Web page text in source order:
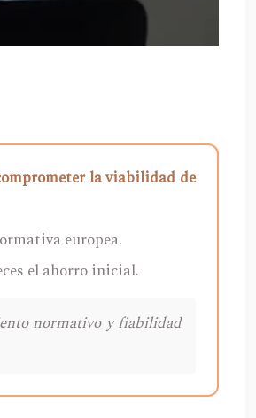
la viabilidad de
europea.
el ahorro inicial.
normativo y fiabilidad